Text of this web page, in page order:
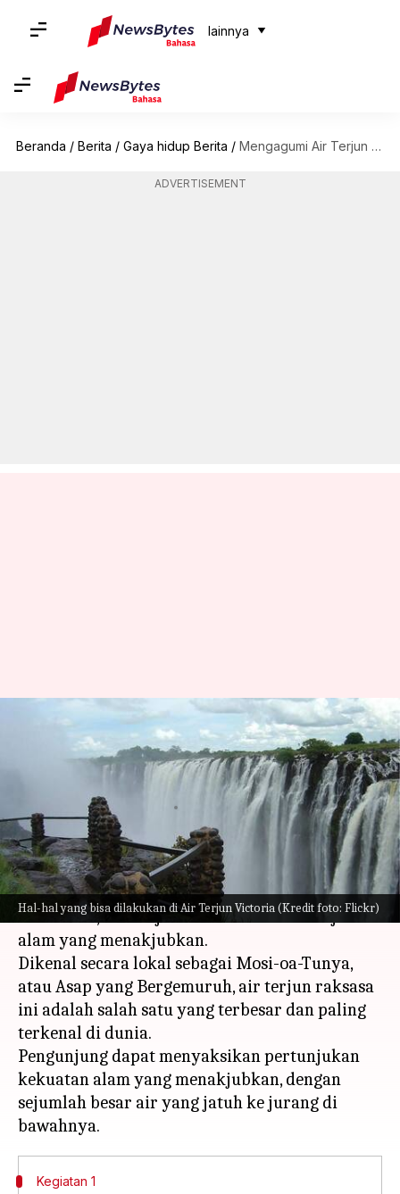
lainnya
Beranda / Berita / Gaya hidup Berita / Mengagumi Air Terjun Victoria: Simfoni alam yang menggelegar
ADVERTISEMENT
Hal-hal yang bisa dilakukan di Air Terjun Victoria (Kredit foto: Flickr)
Mengagumi Air Terjun
Victoria: Simfoni alam yang
menggelegar
Mar 15, 2024
Apa ceritanya
Terletak di perbatasan antara Zambia dan
Zimbabwe, Air Terjun Victoria adalah keajaiban
alam yang menakjubkan.
Dikenal secara lokal sebagai Mosi-oa-Tunya,
atau Asap yang Bergemuruh, air terjun raksasa
ini adalah salah satu yang terbesar dan paling
terkenal di dunia.
Pengunjung dapat menyaksikan pertunjukan
kekuatan alam yang menakjubkan, dengan
sejumlah besar air yang jatuh ke jurang di
Kegiatan 1